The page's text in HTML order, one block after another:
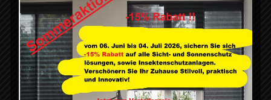
PROJEKTE
Zur Bildergalerie
SERVICE